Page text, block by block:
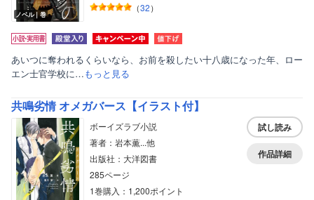
ノベル｜巻
（32）
あいつに奪われるくらいなら、お前を殺したい十八歳になった年、ロー
エン士官学校に…もっと見る
共鳴劣情 オメガバース【イラスト付】
ボーイズラブ小説
著者：岩本薫...他
出版社：大洋図書
285ページ
1巻購入：1,200ポイント
試し読み
作品詳細